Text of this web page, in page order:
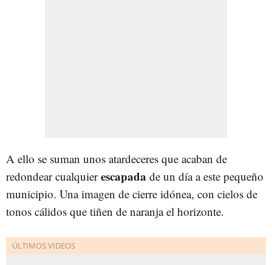
A ello se suman unos atardeceres que acaban de
redondear cualquierescapada de un día a este pequeño
municipio. Una imagen de cierre idónea, con cielos de
tonos cálidos que tiñen de naranja el horizonte.